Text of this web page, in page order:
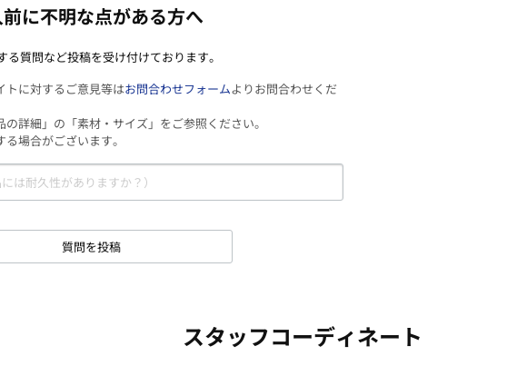
に不明な点がある方へ
る質問など投稿を受け付けております。
に対するご意見等はお問合わせフォームよりお問合わせくだ
詳細」の「素材・サイズ」をご参照ください。
場合がございます。
質問を投稿
スタッフコーディネート